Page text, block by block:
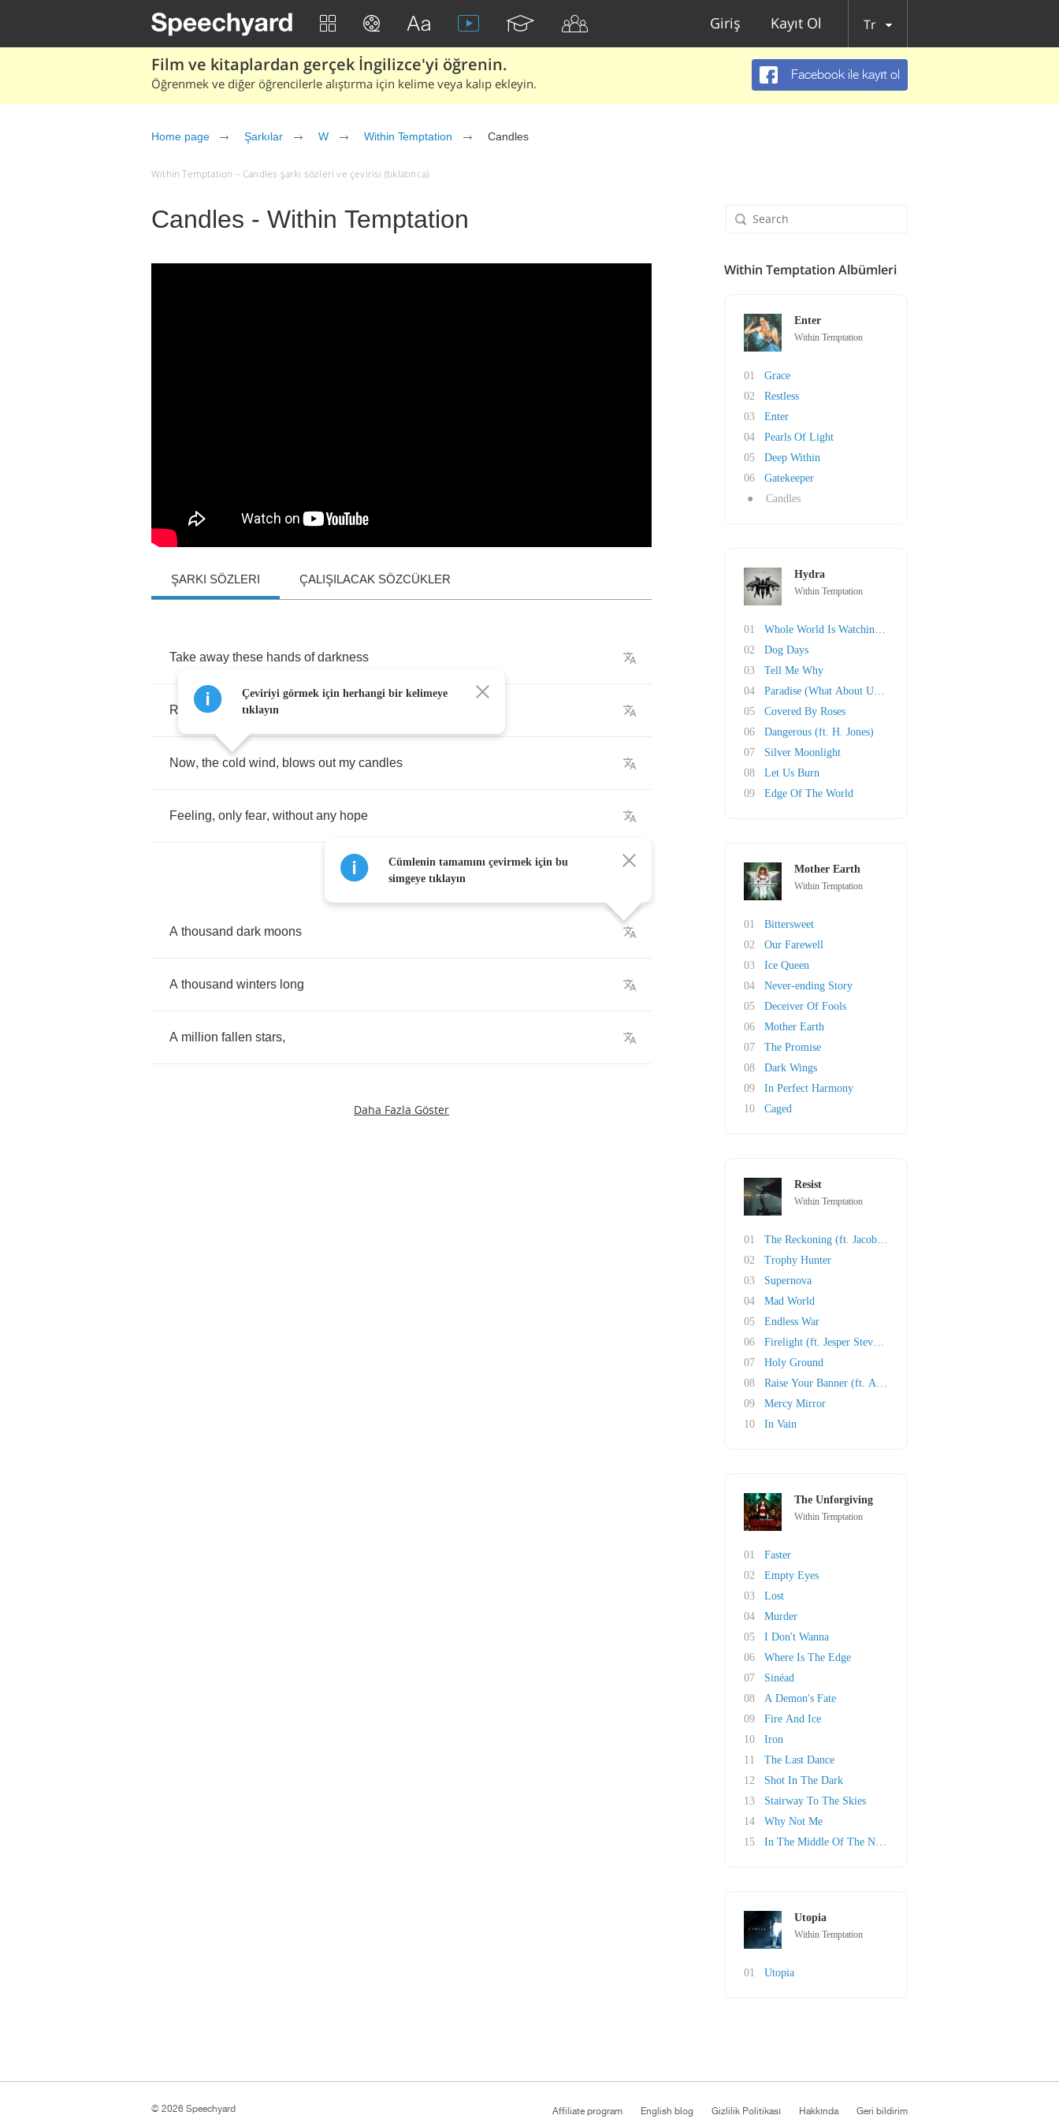
Giriş Kayıt Ol Tr
Film ve kitaplardan gerçek İngilizce'yi öğrenin.
Öğrenmek ve diğer öğrencilerle alıştırma için kelime veya kalıp ekleyin.
Facebook ile kayıt ol
Home page Şarkılar W Within Temptation Candles
Within Temptation – Candles şarkı sözleri ve çevirisi (tıklatınca)
Candles - Within Temptation
ŞARKI SÖZLERI ÇALIŞILACAK SÖZCÜKLER
Take away these hands of darkness
Reaching my soul
Now, the cold wind, blows out my candles
Feeling, only fear, without any hope
A thousand dark moons
A thousand winters long
A million fallen stars,
Daha Fazla Göster
Çeviriyi görmek için herhangi bir kelimeye
tıklayın
Cümlenin tamamını çevirmek için bu
simgeye tıklayın
Within Temptation Albümleri
Enter
Within Temptation
01
Grace
02
Restless
03
Enter
04
Pearls Of Light
05
Deep Within
06
Gatekeeper
●
Candles
Hydra
Within Temptation
01
Whole World Is Watching (feat. Dave Pirner)
02
Dog Days
03
Tell Me Why
04
Paradise (What About Us?) ft. T. Turunen
05
Covered By Roses
06
Dangerous (ft. H. Jones)
07
Silver Moonlight
08
Let Us Burn
09
Edge Of The World
Mother Earth
Within Temptation
01
Bittersweet
02
Our Farewell
03
Ice Queen
04
Never-ending Story
05
Deceiver Of Fools
06
Mother Earth
07
The Promise
08
Dark Wings
09
In Perfect Harmony
10
Caged
Resist
Within Temptation
01
The Reckoning (ft. Jacoby Shaddix)
02
Trophy Hunter
03
Supernova
04
Mad World
05
Endless War
06
Firelight (ft. Jesper Steverlinck)
07
Holy Ground
08
Raise Your Banner (ft. Anders Fridén)
09
Mercy Mirror
10
In Vain
The Unforgiving
Within Temptation
01
Faster
02
Empty Eyes
03
Lost
04
Murder
05
I Don't Wanna
06
Where Is The Edge
07
Sinéad
08
A Demon's Fate
09
Fire And Ice
10
Iron
11
The Last Dance
12
Shot In The Dark
13
Stairway To The Skies
14
Why Not Me
15
In The Middle Of The Night
Utopia
Within Temptation
01 Utopia
Affiliate program English blog Gizlilik Politikası Hakkında Geri bildirim
© 2026 Speechyard